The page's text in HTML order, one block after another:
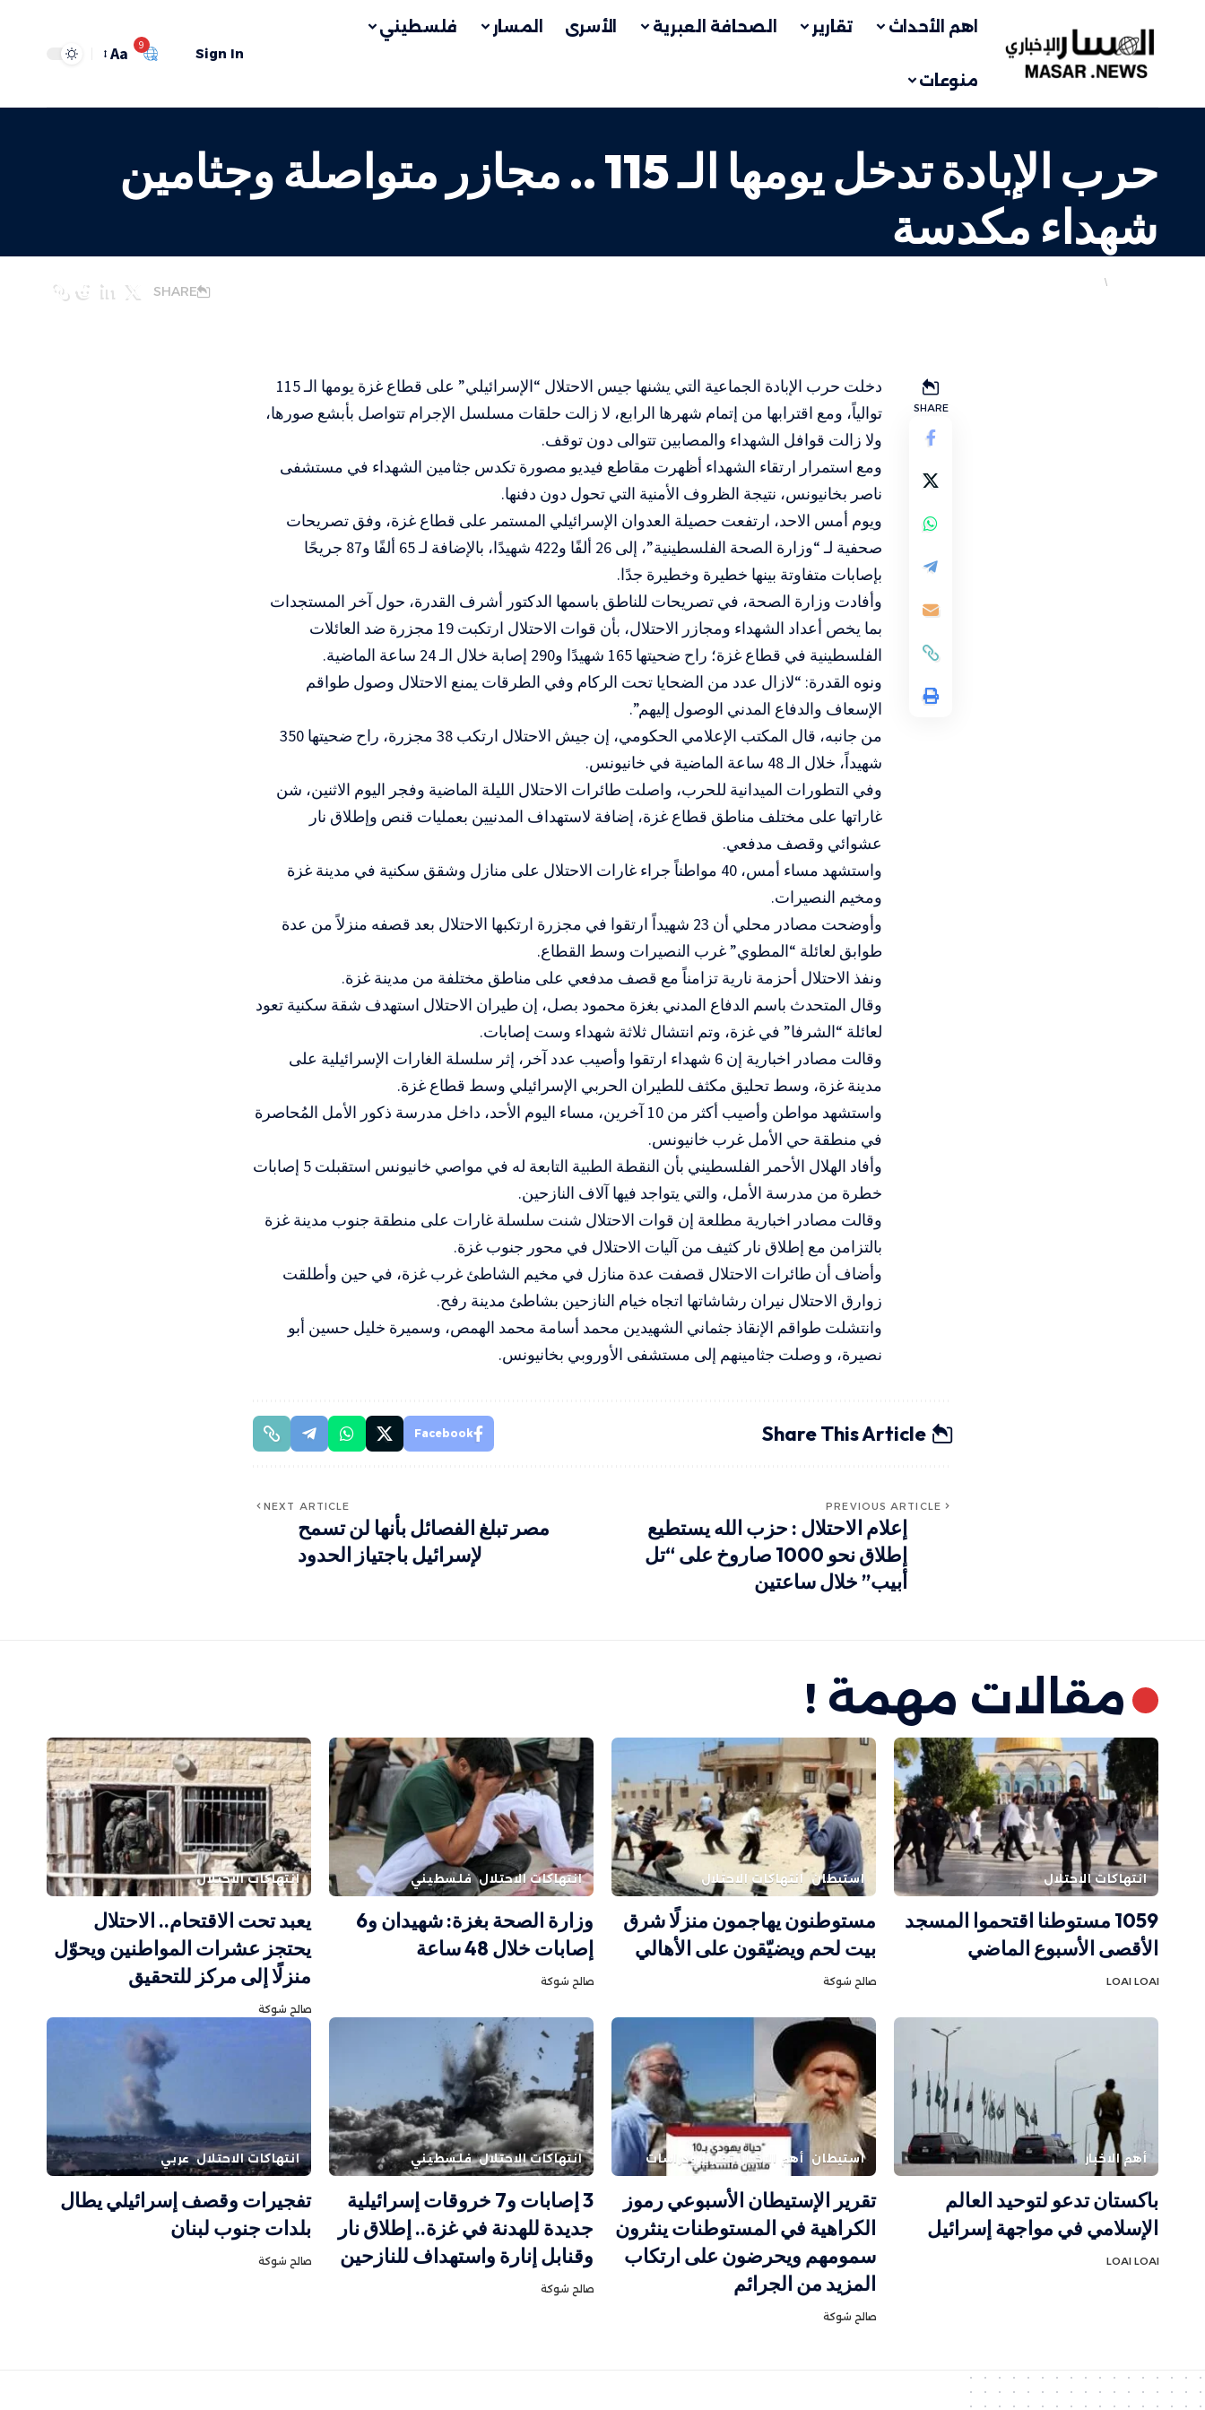
اهم الأحداث تقارير الصحافة العبرية الأسرى المسار فلسطيني
منوعات
Sign In
9
Aa
حرب الإبادة تدخل يومها الـ 115 .. مجازر متواصلة وجثامين
شهداء مكدسة
أهم الاخبارانتهاكات الاحتلال
SHARE
SHARE
دخلت حرب الإبادة الجماعية التي يشنها جيس الاحتلال “الإسرائيلي” على قطاع غزة يومها الـ 115
توالياً، ومع اقترابها من إتمام شهرها الرابع، لا زالت حلقات مسلسل الإجرام تتواصل بأبشع صورها،
ولا زالت قوافل الشهداء والمصابين تتوالى دون توقف.
ومع استمرار ارتقاء الشهداء أظهرت مقاطع فيديو مصورة تكدس جثامين الشهداء في مستشفى
ناصر بخانيونس، نتيجة الظروف الأمنية التي تحول دون دفنها.
ويوم أمس الاحد، ارتفعت حصيلة العدوان الإسرائيلي المستمر على قطاع غزة، وفق تصريحات
صحفية لـ “وزارة الصحة الفلسطينية”، إلى 26 ألفًا و422 شهيدًا، بالإضافة لـ 65 ألفًا و87 جريحًا
بإصابات متفاوتة بينها خطيرة وخطيرة جدًا.
وأفادت وزارة الصحة، في تصريحات للناطق باسمها الدكتور أشرف القدرة، حول آخر المستجدات
بما يخص أعداد الشهداء ومجازر الاحتلال، بأن قوات الاحتلال ارتكبت 19 مجزرة ضد العائلات
الفلسطينية في قطاع غزة؛ راح ضحيتها 165 شهيدًا و290 إصابة خلال الـ 24 ساعة الماضية.
ونوه القدرة: “لازال عدد من الضحايا تحت الركام وفي الطرقات يمنع الاحتلال وصول طواقم
الإسعاف والدفاع المدني الوصول إليهم”.
من جانبه، قال المكتب الإعلامي الحكومي، إن جيش الاحتلال ارتكب 38 مجزرة، راح ضحيتها 350
شهيداً، خلال الـ 48 ساعة الماضية في خانيونس.
وفي التطورات الميدانية للحرب، واصلت طائرات الاحتلال الليلة الماضية وفجر اليوم الاثنين، شن
غاراتها على مختلف مناطق قطاع غزة، إضافة لاستهداف المدنيين بعمليات قنص وإطلاق نار
عشوائي وقصف مدفعي.
واستشهد مساء أمس، 40 مواطناً جراء غارات الاحتلال على منازل وشقق سكنية في مدينة غزة
ومخيم النصيرات.
وأوضحت مصادر محلي أن 23 شهيداً ارتقوا في مجزرة ارتكبها الاحتلال بعد قصفه منزلاً من عدة
طوابق لعائلة “المطوي” غرب النصيرات وسط القطاع.
ونفذ الاحتلال أحزمة نارية تزامناً مع قصف مدفعي على مناطق مختلفة من مدينة غزة.
وقال المتحدث باسم الدفاع المدني بغزة محمود بصل، إن طيران الاحتلال استهدف شقة سكنية تعود
لعائلة “الشرفا” في غزة، وتم انتشال ثلاثة شهداء وست إصابات.
وقالت مصادر اخبارية إن 6 شهداء ارتقوا وأصيب عدد آخر، إثر سلسلة الغارات الإسرائيلية على
مدينة غزة، وسط تحليق مكثف للطيران الحربي الإسرائيلي وسط قطاع غزة.
واستشهد مواطن وأصيب أكثر من 10 آخرين، مساء اليوم الأحد، داخل مدرسة ذكور الأمل المُحاصرة
في منطقة حي الأمل غرب خانيونس.
وأفاد الهلال الأحمر الفلسطيني بأن النقطة الطبية التابعة له في مواصي خانيونس استقبلت 5 إصابات
خطرة من مدرسة الأمل، والتي يتواجد فيها آلاف النازحين.
وقالت مصادر اخبارية مطلعة إن قوات الاحتلال شنت سلسلة غارات على منطقة جنوب مدينة غزة
بالتزامن مع إطلاق نار كثيف من آليات الاحتلال في محور جنوب غزة.
وأضاف أن طائرات الاحتلال قصفت عدة منازل في مخيم الشاطئ غرب غزة، في حين وأطلقت
زوارق الاحتلال نيران رشاشاتها اتجاه خيام النازحين بشاطئ مدينة رفح.
وانتشلت طواقم الإنقاذ جثماني الشهيدين محمد أسامة محمد الهمص، وسميرة خليل حسين أبو
نصيرة، و وصلت جثامينهم إلى مستشفى الأوروبي بخانيونس.
Share This Article
Facebook
PREVIOUS ARTICLE
إعلام الاحتلال : حزب الله يستطيع
إطلاق نحو 1000 صاروخ على “تل
أبيب” خلال ساعتين
NEXT ARTICLE
مصر تبلغ الفصائل بأنها لن تسمح
لإسرائيل باجتياز الحدود
مقالات مهمة !
انتهاكات الاحتلال
1059 مستوطنا اقتحموا المسجد
الأقصى الأسبوع الماضي
LOAI LOAI
استيطان انتهاكات الاحتلال
مستوطنون يهاجمون منزلًا شرق
بيت لحم ويضيّقون على الأهالي
صالح شوكة
انتهاكات الاحتلال فلسطيني
وزارة الصحة بغزة: شهيدان و6
إصابات خلال 48 ساعة
صالح شوكة
انتهاكات الاحتلال
يعبد تحت الاقتحام.. الاحتلال
يحتجز عشرات المواطنين ويحوّل
منزلًا إلى مركز للتحقيق
صالح شوكة
أهم الاخبار
باكستان تدعو لتوحيد العالم
الإسلامي في مواجهة إسرائيل
LOAI LOAI
استيطان أهم الاخبار تقارير ودراسات
تقرير الإستيطان الأسبوعي رموز
الكراهية في المستوطنات ينثرون
سمومهم ويحرضون على ارتكاب
المزيد من الجرائم
صالح شوكة
انتهاكات الاحتلال فلسطيني
3 إصابات و7 خروقات إسرائيلية
جديدة للهدنة في غزة.. إطلاق نار
وقنابل إنارة واستهداف للنازحين
صالح شوكة
انتهاكات الاحتلال عربي
تفجيرات وقصف إسرائيلي يطال
بلدات جنوب لبنان
صالح شوكة